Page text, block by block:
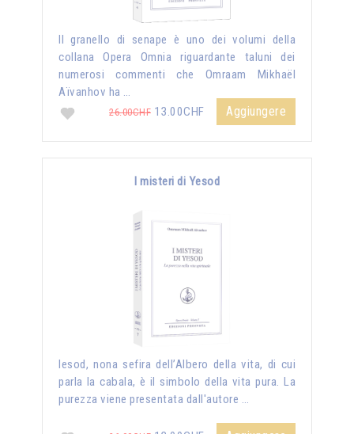
Il granello di senape è uno dei volumi della
collana Opera Omnia riguardante taluni dei
numerosi commenti che Omraam Mikhaël
Aïvanhov ha …
26.00CHF 13.00CHF Aggiungere
I misteri di Yesod
Iesod, nona sefira dell’Albero della vita, di cui
parla la cabala, è il simbolo della vita pura. La
purezza viene presentata dall'autore …